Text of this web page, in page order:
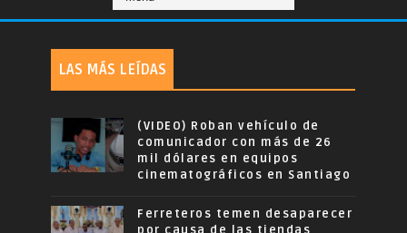
LAS MÁS LEÍDAS
(VIDEO) Roban vehículo de
comunicador con más de 26
mil dólares en equipos
cinematográficos en Santiago
Ferreteros temen desaparecer